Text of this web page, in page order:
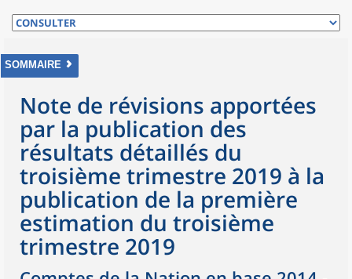
SOMMAIRE
Note de révisions apportées
par la publication des
résultats détaillés du
troisième trimestre 2019 à la
publication de la première
estimation du troisième
trimestre 2019